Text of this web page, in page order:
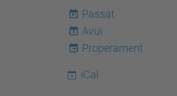
Passat
8
Avui
Properament
iCal